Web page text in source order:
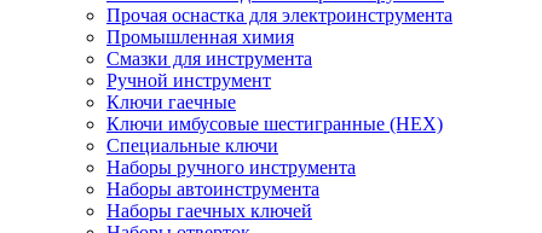
Прочая оснастка для электроинструмента
Промышленная химия
Смазки для инструмента
Ручной инструмент
Ключи гаечные
Ключи имбусовые шестигранные (HEX)
Специальные ключи
Наборы ручного инструмента
Наборы автоинструмента
Наборы гаечных ключей